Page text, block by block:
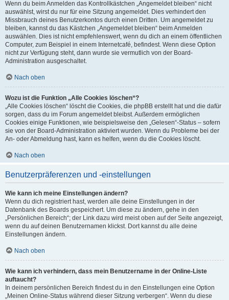
Wenn du beim Anmelden das Kontrollkästchen „Angemeldet bleiben“ nicht
auswählst, wirst du nur für eine Sitzung angemeldet. Dies verhindert den
Missbrauch deines Benutzerkontos durch einen Dritten. Um angemeldet zu
bleiben, kannst du das Kästchen „Angemeldet bleiben“ beim Anmelden
auswählen. Dies ist nicht empfehlenswert, wenn du dich an einem öffentlichen
Computer, zum Beispiel in einem Internetcafé, befindest. Wenn diese Option
nicht zur Verfügung steht, dann wurde sie vermutlich von der Board-
Administration ausgeschaltet.
Nach oben
Wozu ist die Funktion „Alle Cookies löschen“?
„Alle Cookies löschen“ löscht die Cookies, die phpBB erstellt hat und die dafür
sorgen, dass du im Forum angemeldet bleibst. Außerdem ermöglichen
Cookies einige Funktionen, wie beispielsweise den „Gelesen“-Status – sofern
sie von der Board-Administration aktiviert wurden. Wenn du Probleme bei der
An- oder Abmeldung hast, kann es helfen, wenn du die Cookies löscht.
Nach oben
Benutzerpräferenzen und -einstellungen
Wie kann ich meine Einstellungen ändern?
Wenn du dich registriert hast, werden alle deine Einstellungen in der
Datenbank des Boards gespeichert. Um diese zu ändern, gehe in den
„Persönlichen Bereich“; der Link dazu wird meist oben auf der Seite angezeigt,
wenn du auf deinen Benutzernamen klickst. Dort kannst du alle deine
Einstellungen ändern.
Nach oben
Wie kann ich verhindern, dass mein Benutzername in der Online-Liste
auftaucht?
In deinem persönlichen Bereich findest du in den Einstellungen eine Option
„Meinen Online-Status während dieser Sitzung verbergen“. Wenn du diese